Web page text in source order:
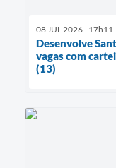
08 JUL 2026 - 17h11
Desenvolve
vagas com
(13)